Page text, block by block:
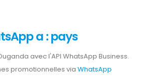
a : pays
avec l'API WhatsApp Business.
promotionnelles via WhatsApp